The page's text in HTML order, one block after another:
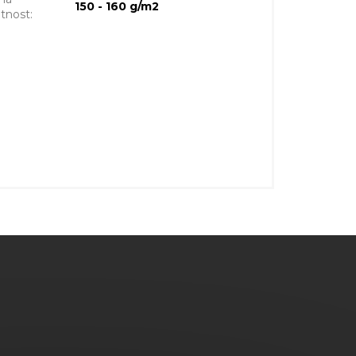
:
150 - 160 g/m2